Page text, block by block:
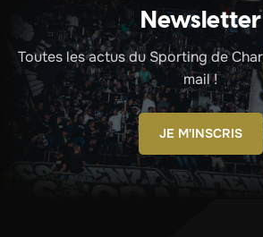
Newsletter
Toutes les actus du Sporting de
mail !
JE M'INSCRIS